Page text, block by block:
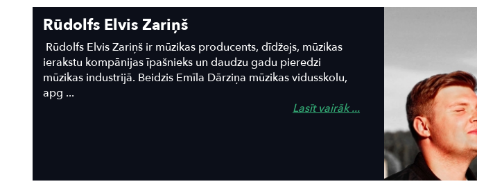
Rūdolfs Elvis Zariņš
Rūdolfs Elvis Zariņš ir mūzikas producents, dīdžejs, mūzikas
ierakstu kompānijas īpašnieks un daudzu gadu pieredzi
mūzikas industrijā. Beidzis Emīla Dārziņa mūzikas vidusskolu,
apg ...
Lasīt vairāk ...